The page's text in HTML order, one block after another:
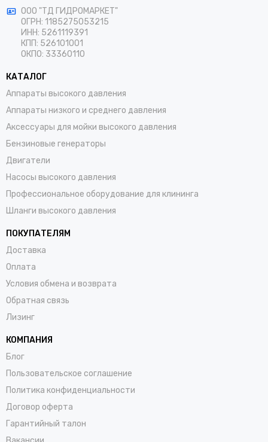
ООО "ТД ГИДРОМАРКЕТ"
ОГРН: 1185275053215
ИНН: 5261119391
КПП: 526101001
ОКПО: 33360110
КАТАЛОГ
Аппараты высокого давления
Аппараты низкого и среднего давления
Аксессуары для мойки высокого давления
Бензиновые генераторы
Двигатели
Насосы высокого давления
Профессиональное оборудование для клининга
Шланги высокого давления
ПОКУПАТЕЛЯМ
Доставка
Оплата
Условия обмена и возврата
Обратная связь
Лизинг
КОМПАНИЯ
Блог
Пользовательское соглашение
Политика конфиденциальности
Договор оферта
Гарантийный талон